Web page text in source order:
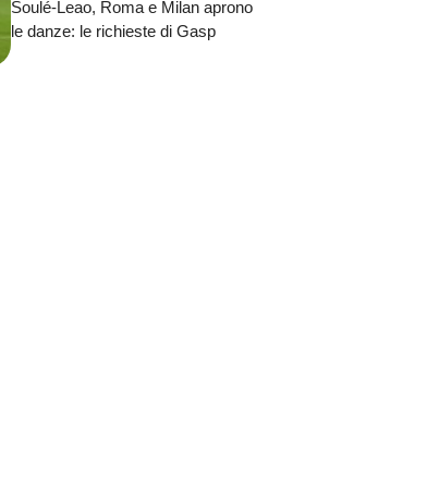
Soulé-Leao, Roma e Milan aprono
le danze: le richieste di Gasp